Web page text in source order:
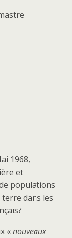
1968,
et
populations
dans les
«nouveaux